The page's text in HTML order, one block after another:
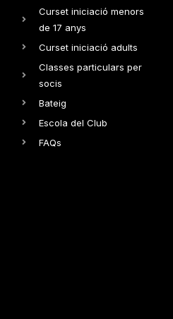
Curset iniciació menors
de 17 anys
Curset iniciació adults
Classes particulars per
socis
Bateig
Escola del Club
FAQs